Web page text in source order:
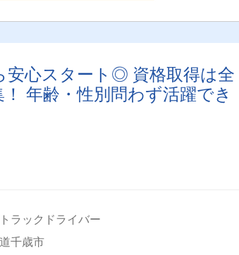
安心スタート◎ 資格取得は全
年齢・性別問わず活躍でき
ラックドライバー
千歳市